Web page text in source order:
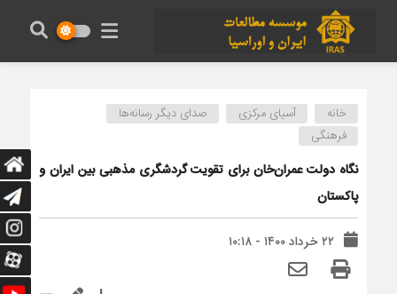
خانه آسیای مرکزی
صدای دیگر رسانه‌ها
فرهنگی
نگاه دولت عمران‌خان برای تقویت گردشگری مذهبی بین ایران و
پاکستان
۲۲ خرداد ۱۴۰۰ - ۱۰:۱۸